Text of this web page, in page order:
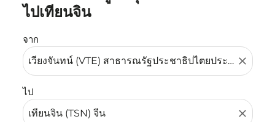
ไปเทียนจิน
จาก
close
ไป
close